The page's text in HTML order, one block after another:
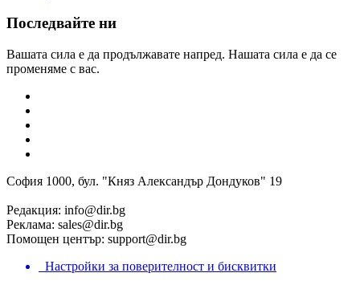
Последвайте ни
Вашата сила е да продължавате напред. Нашата сила е да се
променяме с вас.
София 1000, бул. "Княз Александър Дондуков" 19
Редакция: info@dir.bg
Реклама: sales@dir.bg
Помощен център: support@dir.bg
Настройки за поверителност и бисквитки